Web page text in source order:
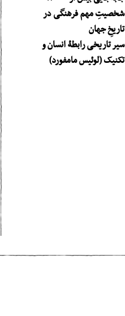
شخصیتِ مهم فرهنگی در
تاریخِ جهان
سیر تاریخی رابطۀ انسان و
تکنیک (لوئیس مامفورد)